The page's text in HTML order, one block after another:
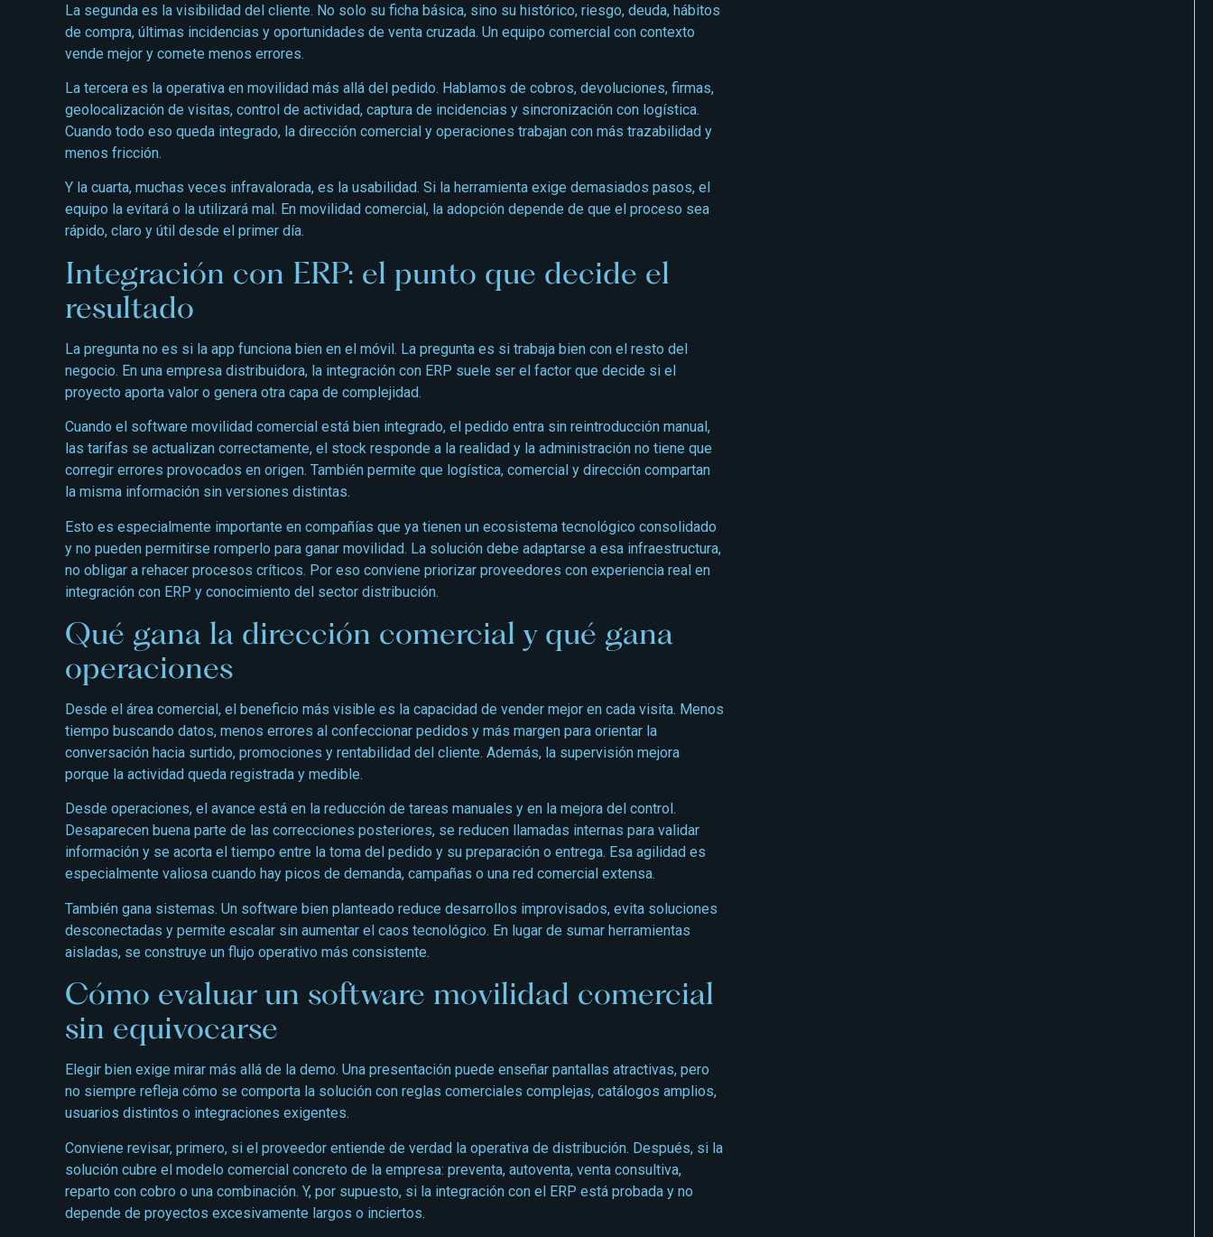
La segunda es la visibilidad del cliente. No solo su ficha básica, sino su histórico, riesgo, deuda, hábitos
de compra, últimas incidencias y oportunidades de venta cruzada. Un equipo comercial con contexto
vende mejor y comete menos errores.
La tercera es la operativa en movilidad más allá del pedido. Hablamos de cobros, devoluciones, firmas,
geolocalización de visitas, control de actividad, captura de incidencias y sincronización con logística.
Cuando todo eso queda integrado, la dirección comercial y operaciones trabajan con más trazabilidad y
menos fricción.
Y la cuarta, muchas veces infravalorada, es la usabilidad. Si la herramienta exige demasiados pasos, el
equipo la evitará o la utilizará mal. En movilidad comercial, la adopción depende de que el proceso sea
rápido, claro y útil desde el primer día.
Integración con ERP: el punto que decide el
resultado
La pregunta no es si la app funciona bien en el móvil. La pregunta es si trabaja bien con el resto del
negocio. En una empresa distribuidora, la integración con ERP suele ser el factor que decide si el
proyecto aporta valor o genera otra capa de complejidad.
Cuando el software movilidad comercial está bien integrado, el pedido entra sin reintroducción manual,
las tarifas se actualizan correctamente, el stock responde a la realidad y la administración no tiene que
corregir errores provocados en origen. También permite que logística, comercial y dirección compartan
la misma información sin versiones distintas.
Esto es especialmente importante en compañías que ya tienen un ecosistema tecnológico consolidado
y no pueden permitirse romperlo para ganar movilidad. La solución debe adaptarse a esa infraestructura,
no obligar a rehacer procesos críticos. Por eso conviene priorizar proveedores con experiencia real en
integración con ERP y conocimiento del sector distribución.
Qué gana la dirección comercial y qué gana
operaciones
Desde el área comercial, el beneficio más visible es la capacidad de vender mejor en cada visita. Menos
tiempo buscando datos, menos errores al confeccionar pedidos y más margen para orientar la
conversación hacia surtido, promociones y rentabilidad del cliente. Además, la supervisión mejora
porque la actividad queda registrada y medible.
Desde operaciones, el avance está en la reducción de tareas manuales y en la mejora del control.
Desaparecen buena parte de las correcciones posteriores, se reducen llamadas internas para validar
información y se acorta el tiempo entre la toma del pedido y su preparación o entrega. Esa agilidad es
especialmente valiosa cuando hay picos de demanda, campañas o una red comercial extensa.
También gana sistemas. Un software bien planteado reduce desarrollos improvisados, evita soluciones
desconectadas y permite escalar sin aumentar el caos tecnológico. En lugar de sumar herramientas
aisladas, se construye un flujo operativo más consistente.
Cómo evaluar un software movilidad comercial
sin equivocarse
Elegir bien exige mirar más allá de la demo. Una presentación puede enseñar pantallas atractivas, pero
no siempre refleja cómo se comporta la solución con reglas comerciales complejas, catálogos amplios,
usuarios distintos o integraciones exigentes.
Conviene revisar, primero, si el proveedor entiende de verdad la operativa de distribución. Después, si la
solución cubre el modelo comercial concreto de la empresa: preventa, autoventa, venta consultiva,
reparto con cobro o una combinación. Y, por supuesto, si la integración con el ERP está probada y no
depende de proyectos excesivamente largos o inciertos.